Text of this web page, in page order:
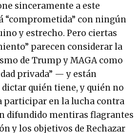
sinceramente a este
“comprometida” con ningún
y estrecho. Pero ciertas
parecen considerar la
de Trump y MAGA como
privada” — y están
dictar quién tiene, y quién no
participar en la lucha contra
difundido mentiras flagrantes
y los objetivos de Rechazar